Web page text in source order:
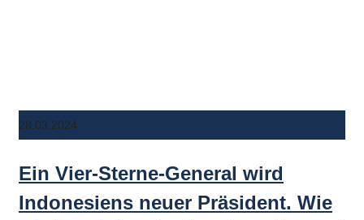
28.03.2024
Ein Vier-Sterne-General wird
Indonesiens neuer Präsident. Wie